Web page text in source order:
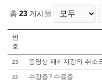
총 23 게시물
번
호
23 동영상 패키지강의 취소
22 수강증? 수료증